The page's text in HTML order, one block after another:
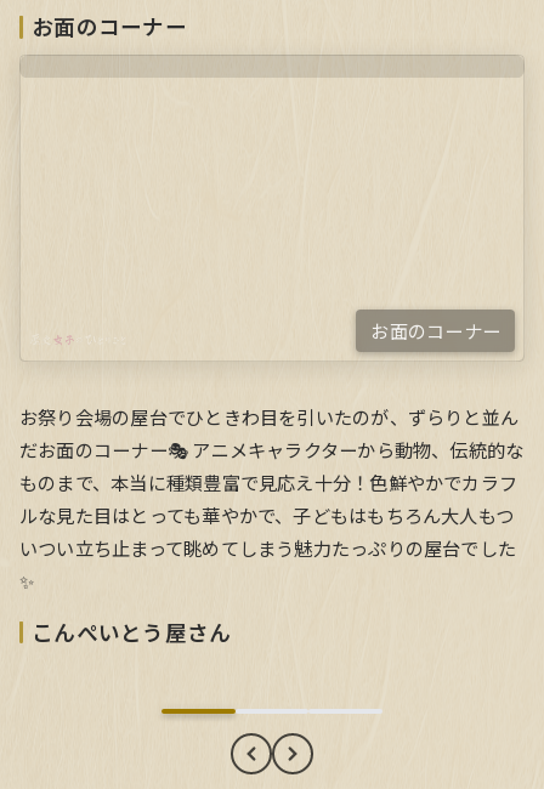
お面のコーナー
お面のコーナー
お祭り会場の屋台でひときわ目を引いたのが、ずらりと並ん
だお面のコーナー🎭 アニメキャラクターから動物、伝統的な
ものまで、本当に種類豊富で見応え十分！色鮮やかでカラフ
ルな見た目はとっても華やかで、子どもはもちろん大人もつ
いつい立ち止まって眺めてしまう魅力たっぷりの屋台でした
✨
こんぺいとう屋さん